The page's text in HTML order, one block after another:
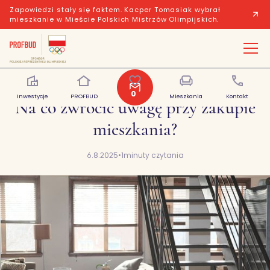
Zapowiedzi stały się faktem. Kacper Tomasiak wybrał
mieszkanie w Mieście Polskich Mistrzów Olimpijskich.
Inwestycje PROFBUD 0
Polubione Mieszkania Kontakt
Na co zwrócić uwagę przy zakupie
mieszkania?
6.8.2025•1minuty czytania